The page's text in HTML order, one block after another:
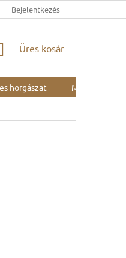
Bejelentkezés
KOSÁR
Üres kosár
horgászat
Minták